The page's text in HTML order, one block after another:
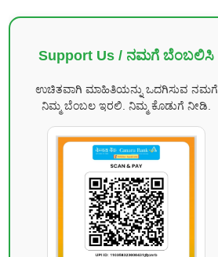
Support Us / ನಮಗೆ ಬೆಂಬಲಿಸಿ
ಉಚಿತವಾಗಿ ಮಾಹಿತಿಯನ್ನು ಒದಗಿಸುವ ನಮಗೆ
ನಿಮ್ಮ ಬೆಂಬಲ ಇರಲಿ. ನಿಮ್ಮ ಕೊಡುಗೆ ನೀಡಿ.